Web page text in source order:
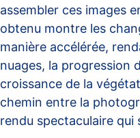
assembler ces images
obtenu montre les
manière accélérée,
nuages, la progression
croissance de la
chemin entre la
rendu spectaculaire qui